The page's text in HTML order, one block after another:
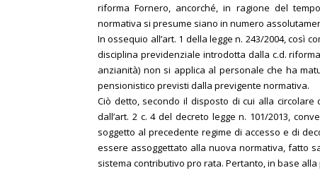
riforma Fornero, ancorché, in ragione del
normativa si presume siano in numero
In ossequio all’art. 1 della legge n. 243/2004, così
disciplina previdenziale introdotta dalla c.d.
anzianità) non si applica al personale che ha
pensionistico previsti dalla previgente normativa.
Ciò detto, secondo il disposto di cui alla circolare
dall’art. 2 c. 4 del decreto legge n. 101/2013,
soggetto al precedente regime di accesso e di
essere assoggettato alla nuova normativa, fatto
sistema contributivo pro rata. Pertanto, in base